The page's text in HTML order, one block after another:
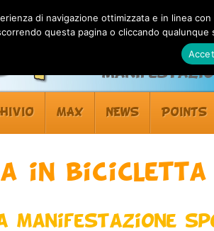
MAX NEWS POINTS
in bicicletta
manifestazione
di navigazione ottimizzata e in linea
questa pagina o cliccando